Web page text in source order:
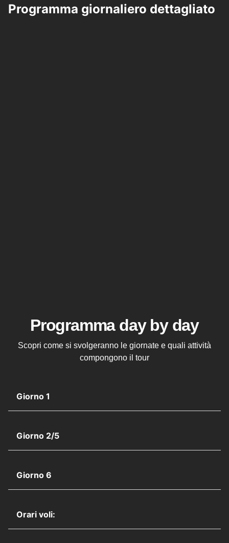
Programma giornaliero dettagliato
Programma day by day
Scopri come si svolgeranno le giornate e quali attività
compongono il tour
Giorno 1
Giorno 2/5
Giorno 6
Orari voli: